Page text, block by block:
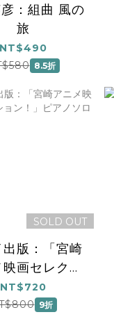
：組曲 風の
旅
NT$490
8.5折
SOLD OUT
出版：「宮崎
画セレクシ
」ピアノソロ
NT$720
9折